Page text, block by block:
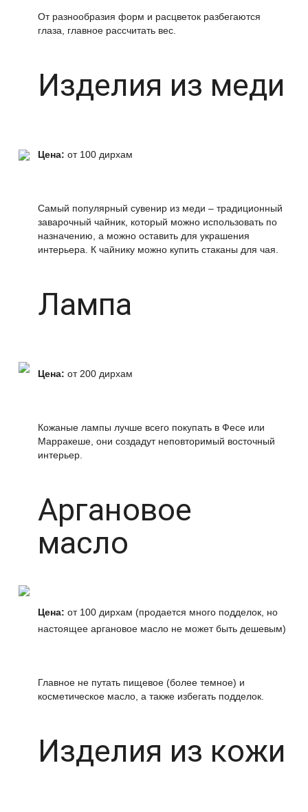
От разнообразия форм и расцветок разбегаются
глаза, главное рассчитать вес.
Изделия из меди
Цена: от 100 дирхам
Самый популярный сувенир из меди – традиционный
заварочный чайник, который можно использовать по
назначению, а можно оставить для украшения
интерьера. К чайнику можно купить стаканы для чая.
Лампа
Цена: от 200 дирхам
Кожаные лампы лучше всего покупать в Фесе или
Марракеше, они создадут неповторимый восточный
интерьер.
Аргановое
масло
Цена: от 100 дирхам (продается много подделок, но
настоящее аргановое масло не может быть дешевым)
Главное не путать пищевое (более темное) и
косметическое масло, а также избегать подделок.
Изделия из кожи